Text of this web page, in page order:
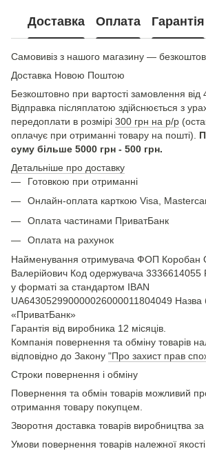
Доставка Оплата Гарантія
Самовивіз з нашого магазину —
Доставка Новою Поштою
Безкоштовно при вартості замовлення від
Відправка післяплатою здійснюється з
передоплати в розмірі 300 грн на р/р
оплачує при отриманні товару на пошті).
суму більше 5000 грн - 500 грн.
Детальніше про доставку
Готовкою при отриманні
Онлайн-оплата карткою Visa,
Оплата частинами ПриватБанк
Оплата на рахунок
Найменування отримувача ФОП Коробан
Валерійович Код одержувача 3336614055
у форматі за стандартом IBAN
UA643052990000026000011804049 Назва
«ПриватБанк»
Гарантія від виробника 12 місяців.
Компанія повернення та обміну товарів
відповідно до Закону "Про захист прав
Строки повернення і обміну
Повернення та обмін товарів можливий
отримання товару покупцем.
Зворотня доставка товарів виробництва
Умови повернення товарів належної якості